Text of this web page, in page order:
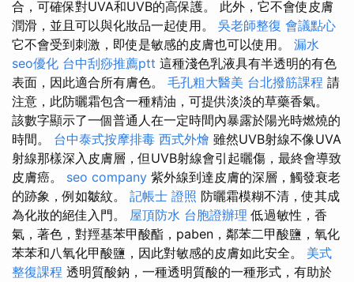
合，可確保對UVA和UVB的高保護。 此外，它不會使皮膚
潤滑，並且可以與化妝品一起使用。 吳老師整復 會議點心
它不會受到刺激，即使是敏感的皮膚也可以使用。 漏水
seo優化 台中刮痧推薦ptt 這種淺色乳液具有半透明的有色
表面，因此適合所有膚色。 毛孔粗大醫美 台北撥筋課程 請
注意，此防曬霜包含一種精油，可提供淡淡的草藥香氣。
該數字顯示了一個普通人在一定時間內暴露於陽光時燃燒的
時間。 台中泰式按摩排毒 西式外燴 雖然UVB射線不像UVA
射線那樣深入皮膚層，但UVB射線會引起曬傷，最終會導致
皮膚癌。 seo company 紫外線到達皮膚的深層，觸發衰老
的跡象，例如皺紋。 記帳士 證照 防曬霜模糊不清，使其成
為化妝的絕佳入門。 屋頂防水 台胞證辦理 低過敏性，香
氣，著色，對羥基苯甲酸酯，paben，鄰苯二甲酸鹽，氧化
苯苯和八氧化甲酸鹽，因此對敏感的皮膚如此安全。 美式
整復課程 透明質酸鈉，一種透明質酸的一種形式，有助於